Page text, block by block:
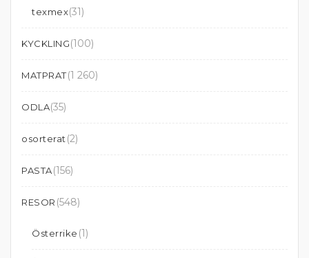
texmex(31)
KYCKLING(100)
MATPRAT(1 260)
ODLA(35)
osorterat (2)
PASTA(156)
RESOR (548)
Österrike (1)